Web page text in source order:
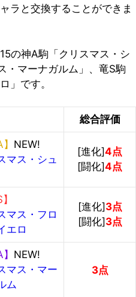
ラと交換することができま
の神A駒「クリスマス・シ
・マーナガルム」、竜S駒
」です。
総合評価
NEW!
マス・シュ
[進化]4点
[闘化]4点
マス・フロ
エロ
[進化] 3点
[闘化] 3点
NEW!
マス・マー
ム
3点